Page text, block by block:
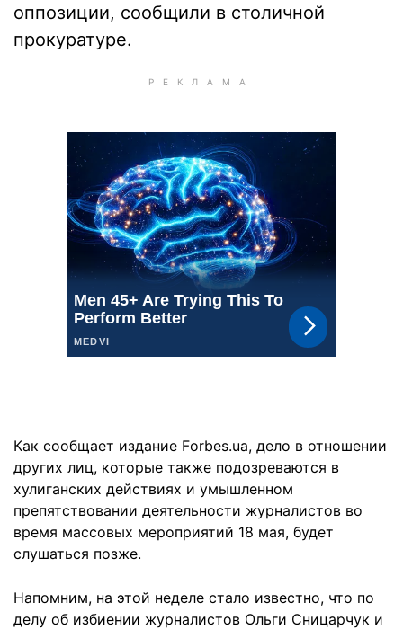
оппозиции, сообщили в столичной
прокуратуре.
Как сообщает издание Fоrbes.ua, дело в отношении
других лиц, которые также подозреваются в
хулиганских действиях и умышленном
препятствовании деятельности журналистов во
время массовых мероприятий 18 мая, будет
слушаться позже.
Напомним, на этой неделе стало известно, что по
делу об избиении журналистов Ольги Сницарчук и